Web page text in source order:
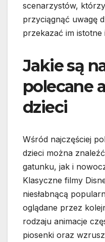
scenarzystów,
przyciągnąć uwagę
przekazać im istotne
Jakie są
polecane
dzieci
Wśród najczęściej
dzieci można
gatunku, jak i
Klasyczne filmy
niesłabnącą
oglądane przez
rodzaju animacje
piosenki oraz